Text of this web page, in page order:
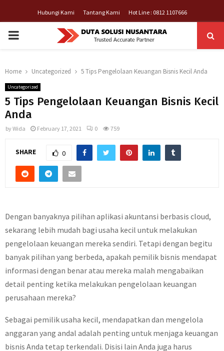
Hubungi Kami Tantang Kami Hot Line : 0812 1107666
PRIMARY
Home Uncategorized 5 Tips Pengelolaan Keuangan Bisnis Kecil Anda
Uncategorized
5 Tips Pengelolaan Keuangan Bisnis Kecil
Anda
byWida February 17, 2021 0 759
SHARE 0
Dengan banyaknya pilihan aplikasi akuntansi berbasis cloud,
sekarang lebih mudah bagi usaha kecil untuk melakukan
pengelolaan keuangan mereka sendiri. Tetapi dengan begitu
banyak pilihan yang berbeda, apakah pemilik bisnis mendapat
informasi dengan benar atau mereka malah mengabaikan
detail penting ketika melakukan pengelolaan keuangan
perusahaan mereka?
Sebagai pemilik usaha kecil, mendapatkan dan mengelola
anggaran yang andal adalah penting untuk menjaga keuangan
bisnis Anda tetap terkendali. Disisi lain Anda juga harus